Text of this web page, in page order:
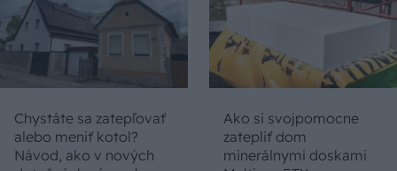
Chystáte sa zatepľovať
alebo meniť kotol?
Návod, ako v nových
Ako si svojpomocne
zatepliť dom
minerálnymi doskami